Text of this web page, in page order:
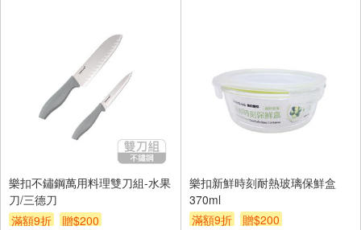
樂扣不鏽鋼萬用料理雙刀組-水果
刀/三德刀
滿額9折
贈$200
樂扣新鮮時刻耐熱玻璃保鮮盒
370ml
滿額9折
贈$200